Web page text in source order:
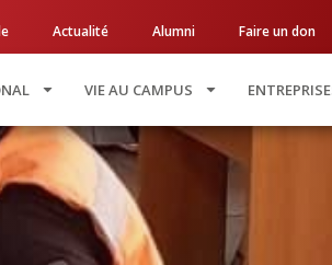
Actualité Alumni Faire un don
VIE AU CAMPUS